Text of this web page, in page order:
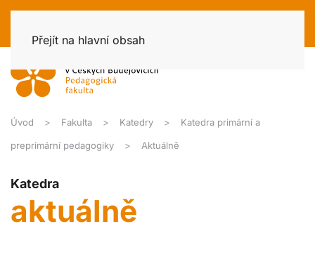
Přejít na hlavní obsah
Úvod Fakulta Katedry Katedra primární a
preprimární pedagogiky Aktuálně
Katedra
aktuálně